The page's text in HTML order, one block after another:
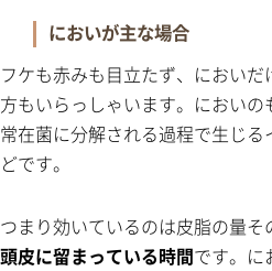
においが主な場合
フケも赤みも目立たず、においだ
方もいらっしゃいます。におい
常在菌に分解される過程で生じ
どです。
つまり効いているのは皮脂の量そ
頭皮に留まっている時間です。に